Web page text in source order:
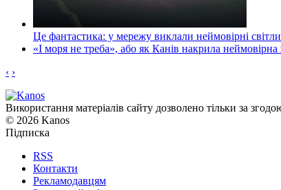
Це фантастика: у мережу виклали неймовірні
«І моря не треба», або як Канів накрила
‹ ›
Використання матеріалів сайту дозволено тільки за
© 2026 Kanos
Підписка
RSS
Контакти
Рекламодавцям